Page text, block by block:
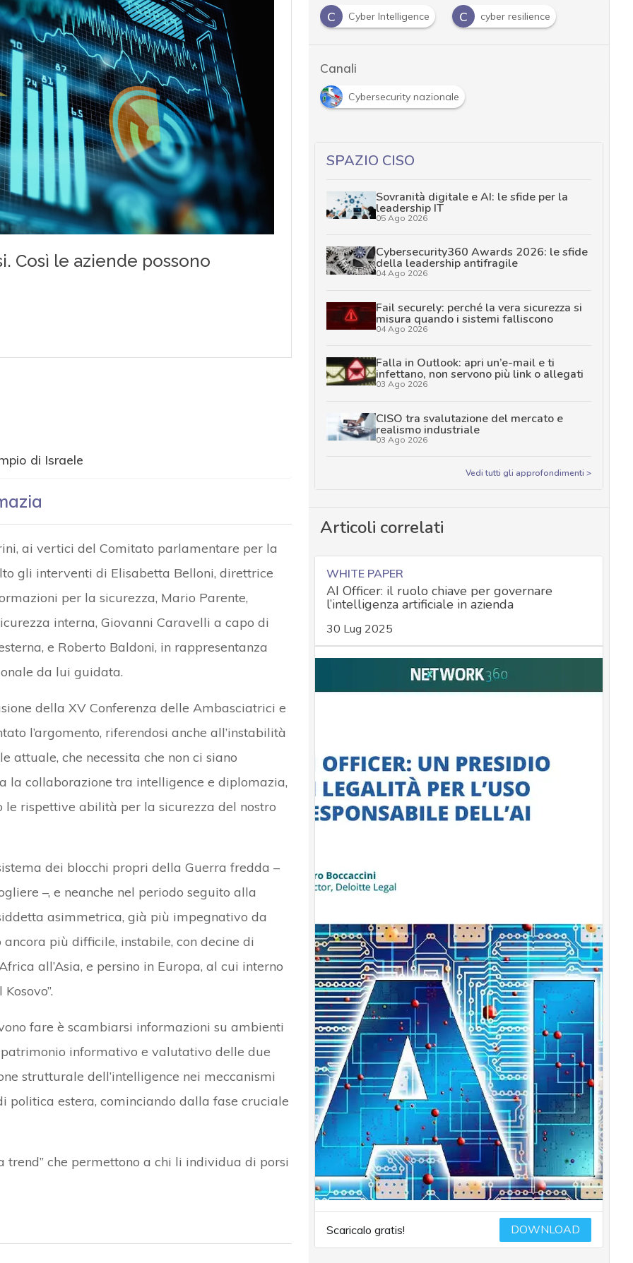
di Israele
ai vertici del Comitato parlamentare per la
gli interventi di Elisabetta Belloni, direttrice
per la sicurezza, Mario Parente,
interna, Giovanni Caravelli a capo di
e Roberto Baldoni, in rappresentanza
da lui guidata.
della XV Conferenza delle Ambasciatrici e
l’argomento, riferendosi anche all’instabilità
attuale, che necessita che non ci siano
la collaborazione tra intelligence e diplomazia,
le rispettive abilità per la sicurezza del nostro
dei blocchi propri della Guerra fredda –
–, e neanche nel periodo seguito alla
asimmetrica, già più impegnativo da
più difficile, instabile, con decine di
all’Asia, e persino in Europa, al cui interno
fare è scambiarsi informazioni su ambienti
informativo e valutativo delle due
strutturale dell’intelligence nei meccanismi
politica estera, cominciando dalla fase cruciale
trend” che permettono a chi li individua di porsi
C
Cyber Intelligence C
cyber resilience
Canali
Cybersecurity nazionale
SPAZIO CISO
Sovranità digitale e AI: le sfide per la
leadership IT
05 Ago 2026
Cybersecurity360 Awards 2026: le sfide
della leadership antifragile
04 Ago 2026
Fail securely: perché la vera sicurezza si
misura quando i sistemi falliscono
04 Ago 2026
Falla in Outlook: apri un’e-mail e ti
infettano, non servono più link o allegati
03 Ago 2026
CISO tra svalutazione del mercato e
realismo industriale
03 Ago 2026
Vedi tutti gli approfondimenti >
Articoli correlati
WHITE PAPER
AI Officer: il ruolo chiave per governare
l’intelligenza artificiale in azienda
30 Lug 2025
Scaricalo gratis! DOWNLOAD